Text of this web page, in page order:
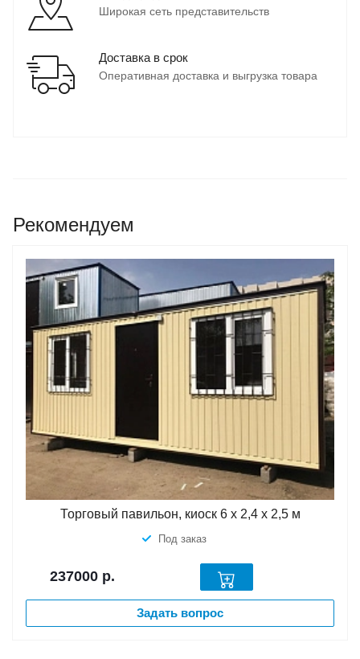
Широкая сеть представительств
Доставка в срок
Оперативная доставка и выгрузка товара
Рекомендуем
Торговый павильон, киоск 6 х 2,4 х 2,5 м
Под заказ
237000 р.
Задать вопрос